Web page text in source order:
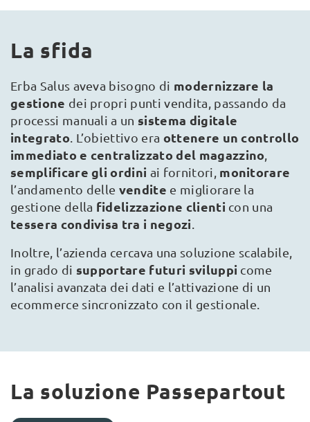
La sfida
Erba Salus aveva bisogno di modernizzare la
gestione dei propri punti vendita, passando da
processi manuali a un sistema digitale
integrato . L’obiettivo era ottenere un controllo
immediato e centralizzato del magazzino
semplificare gli ordini ai fornitori, monitorare
l’andamento delle vendite e migliorare la
gestione della fidelizzazione clienticon una
tessera condivisa tra i negozi
Inoltre, l’azienda cercava una soluzione scalabile,
in grado di supportare futuri sviluppi come
l’analisi avanzata dei dati e l’attivazione di un
ecommerce sincronizzato con il gestionale.
La soluzione Passepartout